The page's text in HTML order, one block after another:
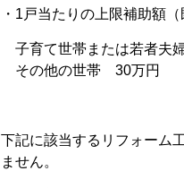
・1戸当たりの上限補助額
子育て世帯または若者夫
その他の世帯 30万円
下記に該当するリフォーム
ません。